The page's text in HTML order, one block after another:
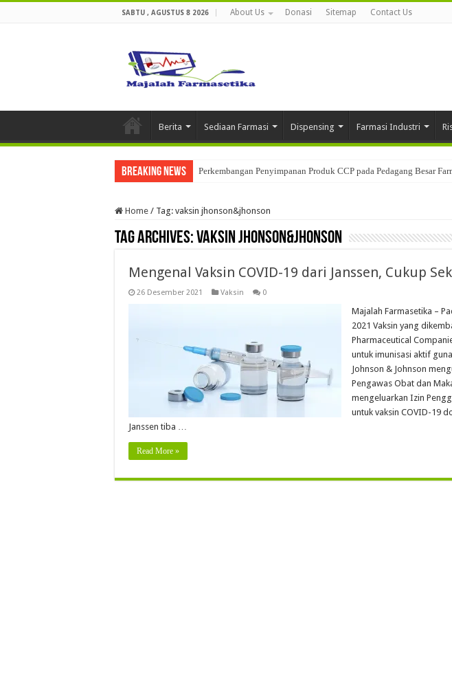
SABTU , AGUSTUS 8 2026 About Us Donasi Sitemap Contact Us
Berita Sediaan Farmasi Dispensing Farmasi Industri
Breaking News Perkembangan Penyimpanan Produk CCP pada Pedagang Besar
Home / Tag: vaksin jhonson&jhonson
Tag Archives:vaksin jhonson&jhonson
Mengenal Vaksin COVID-19 dari Janssen, Cukup
26 Desember 2021 Vaksin 0
Majalah Farmasetika –
2021 Vaksin yang
Pharmaceutical
untuk imunisasi aktif
Johnson & Johnson
Pengawas Obat dan
mengeluarkan Izin
untuk vaksin COVID-19
Janssen tiba …
Read More »